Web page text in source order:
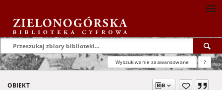
Wyszukiwanie zaawansowane ?
OBIEKT